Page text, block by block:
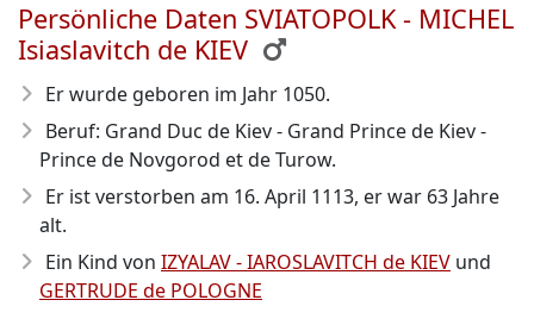
Persönliche Daten SVIATOPOLK - MICHEL
Isiaslavitch de KIEV
Er wurde geboren im Jahr 1050.
Beruf: Grand Duc de Kiev - Grand Prince de Kiev -
Prince de Novgorod et de Turow.
Er ist verstorben am 16. April 1113, er war 63 Jahre
alt.
Ein Kind von IZYALAV - IAROSLAVITCH de KIEV und
GERTRUDE de POLOGNE